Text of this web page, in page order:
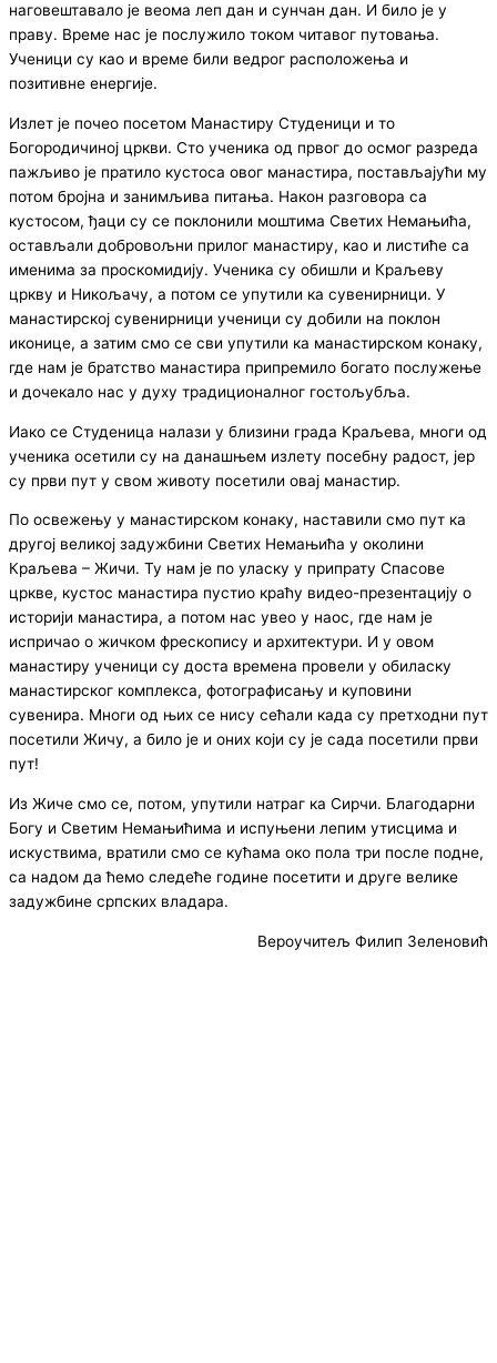
наговештавало је веома леп дан и сунчан дан. И било је у
праву. Време нас је послужило током читавог путовања.
Ученици су као и време били ведрог расположења и
позитивне енергије.
Излет је почео посетом Манастиру Студеници и то
Богородичиној цркви. Сто ученика од првог до осмог разреда
пажљиво је пратило кустоса овог манастира, постављајући му
потом бројна и занимљива питања. Након разговора са
кустосом, ђаци су се поклонили моштима Светих Немањића,
остављали добровољни прилог манастиру, као и листиће са
именима за проскомидију. Ученика су обишли и Краљеву
цркву и Никољачу, а потом се упутили ка сувенирници. У
манастирској сувенирници ученици су добили на поклон
иконице, а затим смо се сви упутили ка манастирском конаку,
где нам је братство манастира припремило богато послужење
и дочекало нас у духу традиционалног гостољубља.
Иако се Студеница налази у близини града Краљева, многи од
ученика осетили су на данашњем излету посебну радост, јер
су први пут у свом животу посетили овај манастир.
По освежењу у манастирском конаку, наставили смо пут ка
другој великој задужбини Светих Немањића у околини
Краљева – Жичи. Ту нам је по уласку у припрату Спасове
цркве, кустос манастира пустио краћу видео-презентацију о
историји манастира, а потом нас увео у наос, где нам је
испричао о жичком фрескопису и архитектури. И у овом
манастиру ученици су доста времена провели у обиласку
манастирског комплекса, фотографисању и куповини
сувенира. Многи од њих се нису сећали када су претходни пут
посетили Жичу, а било је и оних који су је сада посетили први
пут!
Из Жиче смо се, потом, упутили натраг ка Сирчи. Благодарни
Богу и Светим Немањићима и испуњени лепим утисцима и
искуствима, вратили смо се кућама око пола три после подне,
са надом да ћемо следеће године посетити и друге велике
задужбине српских владара.
Вероучитељ Филип Зеленовић